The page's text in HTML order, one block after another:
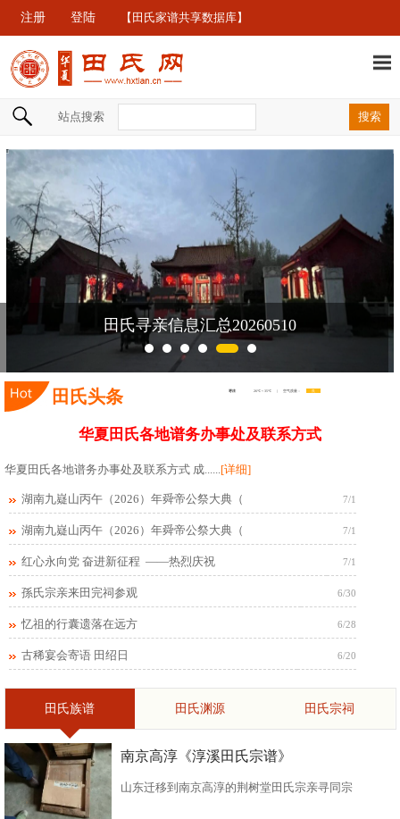
注册 登陆 【田氏家谱共享数据库】
站点搜索
新当选田完文化研究会会
田氏头条
华夏田氏各地谱务办事处及联系方式
华夏田氏各地谱务办事处及联系方式 成......[详细]
湖南九嶷山丙午（2026）年舜帝公祭大典（ 7/1
湖南九嶷山丙午（2026）年舜帝公祭大典（ 7/1
红心永向党 奋进新征程 ——热烈庆祝 7/1
孫氏宗亲来田完祠参观 6/30
忆祖的行囊遗落在远方 6/28
古稀宴会寄语 田绍日 6/20
田氏族谱 田氏渊源 田氏宗祠
南京高淳《淳溪田氏宗谱》
山东迁移到南京高淳的荆树堂田氏宗亲寻同宗